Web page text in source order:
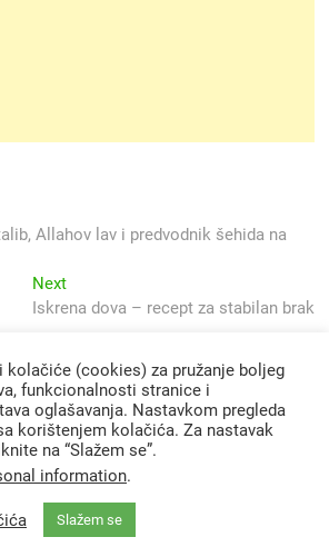
Allahov lav i predvodnik šehida na
NextNext
post:
Iskrena dova – recept za stabilan brak
by: Theme Freesia
kolačiće (cookies) za pružanje boljeg
funkcionalnosti stranice i
oglašavanja. Nastavkom pregleda
korištenjem kolačića. Za nastavak
na “Slažem se”.
information.
Slažem se